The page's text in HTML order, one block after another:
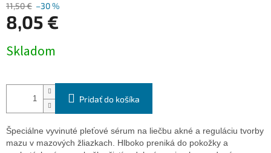
11,50 € –30 %
8,05 €
cena:
Skladom
Pridať do košíka
Špeciálne vyvinuté pleťové sérum na liečbu akné a reguláciu tvorby
mazu v mazových žliazkach. Hlboko preniká do pokožky a